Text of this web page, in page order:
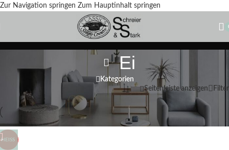
Zur Navigation springen Zum Hauptinhalt springen
Ei
Kategorien
Produkte verschlagwortet mit „Ei“ Seitenleiste anzeigen Filter
HEISS